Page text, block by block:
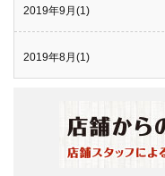
2019年9月(1)
2019年8月(1)